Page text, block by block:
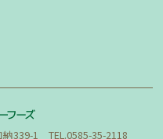
339-1 TEL.0585-35-2118